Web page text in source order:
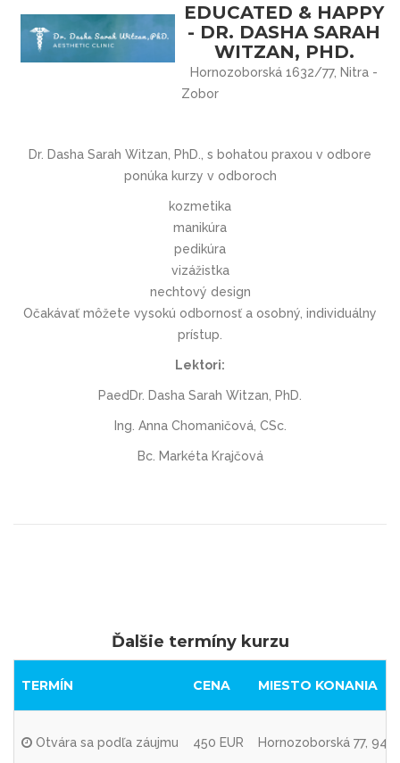
EDUCATED & HAPPY
- DR. DASHA SARAH
WITZAN, PHD.
Hornozoborská 1632/77, Nitra -
Zobor
Dr. Dasha Sarah Witzan, PhD., s bohatou praxou v odbore
ponúka kurzy v odboroch
kozmetika
manikúra
pedikúra
vizážistka
nechtový design
Očakávať môžete vysokú odbornosť a osobný, individuálny
prístup.
Lektori:
PaedDr. Dasha Sarah Witzan, PhD.
Ing. Anna Chomaničová, CSc.
Bc. Markéta Krajčová
Ďalšie termíny kurzu
TERMÍN CENA MIESTO KONANIA
Otvára sa podľa záujmu 450 EUR Hornozoborská 77, 949